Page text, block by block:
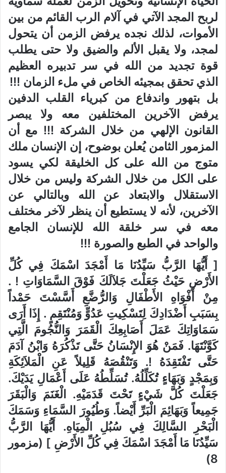
لربح المجد الآتي في آلام الرب القائم من بين
الأموات، لذلك نجده يرفض الزمن أن يتحول
لمجد، ولا يقبل الألم والضيق ولا حتى يطلب
قوة تجديد من الله في سر تدبيره العظيم
الذي تحقق بمجيئه الخاص في ملء الزمان !!!
بل بتهور واندفاع من كبرياء القلب الدفين
يرفض الآخرين المختلفين معه ولا يبصر
القانون الإلهي من خلال الشركة !!! مع أن
المزمور الثامن يُعلن بوضوح، إن الإنسان ملك
متوج من الله على كل الخليقة لكي يسود
على الكل من خلال الشركة وليس من خلال
الاستقلال والابتعاد عن الله وبالتالي عن
الآخرين، لأنه لا يستطيع أن ينظر لآخر مختلف
معه في سر خلقة الله للإنسان الجامع
والواحد في الطبع والصورة !!!
[ أَيُّهَا الرَّبُّ سَيِّدُنَا مَا أَمْجَدَ اسْمَكَ فِي كُلِّ
الأَرْضِ حَيْثُ جَعَلْتَ جَلاَلَكَ فَوْقَ السَّمَاوَاتِ ! .
مِنْ أَفْوَاهِ الأَطْفَالِ وَالرُّضَّعِ أَسَّسْتَ حَمْداً
بِسَبَبِ أَضْدَادِكَ لِتَسْكِيتِ عَدُوٍّ وَمُنْتَقِمٍ . إِذَا أَرَى
سَمَاوَاتِكَ عَمَلَ أَصَابِعِكَ الْقَمَرَ وَالنُّجُومَ الَّتِي
كَوَّنْتَهَا. فَمَنْ هُوَ الإِنْسَانُ حَتَّى تَذْكُرَهُ وَابْنُ آدَمَ
حَتَّى تَفْتَقِدَهُ !. وَتَنْقُصَهُ قَلِيلاً عَنِ الْمَلاَئِكَةِ
وَبِمَجْدٍ وَبَهَاءٍ تُكَلِّلُهُ. تُسَلِّطُهُ عَلَى أَعْمَالِ يَدَيْكَ.
جَعَلْتَ كُلَّ شَيْءٍ تَحْتَ قَدَمَيْهِ. الْغَنَمَ وَالْبَقَرَ
جَمِيعاً وَبَهَائِمَ الْبَرِّ أَيْضاً. وَطُيُورَ السَّمَاءِ وَسَمَكَ
الْبَحْرِ السَّالِكَ فِي سُبُلِ الْمِيَاهِ. أَيُّهَا الرَّبُّ
سَيِّدُنَا مَا أَمْجَدَ اسْمَكَ فِي كُلِّ الأَرْضِ ] (مزمور
8)